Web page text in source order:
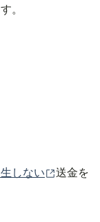
。
しない （別ウ
送金を